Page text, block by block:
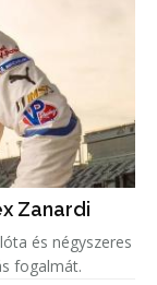
Zanardi
és négyszeres
fogalmát.